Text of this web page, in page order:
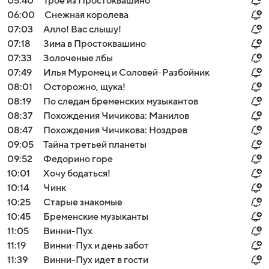
06:00
Снежная королева
07:03
Алло! Вас слышу!
07:18
Зима в Простоквашино
07:33
Золоченые лбы
07:49
Илья Муромец и Соловей-Разбойник
08:01
Осторожно, щука!
08:19
По следам бременских музыкантов
08:37
Похождения Чичикова: Манилов
08:47
Похождения Чичикова: Ноздрев
09:05
Тайна третьей планеты
09:52
Федорино горе
10:01
Хочу бодаться!
10:14
Чинк
10:25
Старые знакомые
10:45
Бременские музыканты
11:05
Винни-Пух
11:19
Винни-Пух и день забот
11:39
Винни-Пух идет в гости